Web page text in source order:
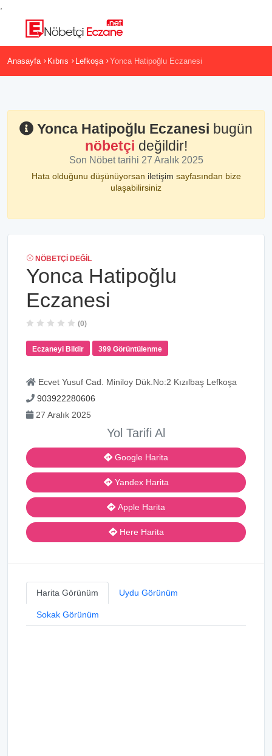
Anasayfa Kıbrıs Lefkoşa Yonca Hatipoğlu Eczanesi
Yonca Hatipoğlu Eczanesi bugün
nöbetçi değildir!
Son Nöbet tarihi 27 Aralık 2025
Hata olduğunu düşünüyorsan iletişim sayfasından bize
ulaşabilirsiniz
NÖBETÇI DEĞIL
Yonca Hatipoğlu
Eczanesi
(0)
Eczaneyi Bildir 399 Görüntülenme
Ecvet Yusuf Cad. Miniloy Dük.No:2 Kızılbaş Lefkoşa
903922280606
27 Aralık 2025
Yol Tarifi Al
Google Harita
Yandex Harita
Apple Harita
Here Harita
Harita Görünüm Uydu Görünüm
Sokak Görünüm